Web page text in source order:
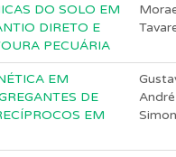
DO SOLO EM
DIRETO E
PECUÁRIA
EM
DE
EM
André
Simon